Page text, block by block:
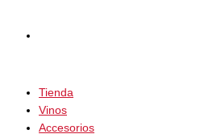
Tienda
Vinos
Accesorios